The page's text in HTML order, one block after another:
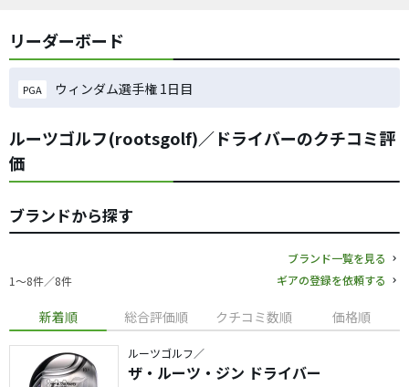
リーダーボード
PGA ウィンダム選手権 1日目
ルーツゴルフ(rootsgolf)／ドライバーのクチコミ評
価
ブランドから探す
1〜8件／8件
ブランド一覧を見る
ギアの登録を依頼する
新着順 総合評価順 クチコミ数順 価格順
ルーツゴルフ／
ザ・ルーツ・ジン ドライバー